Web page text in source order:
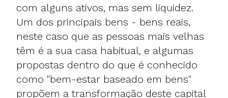
com alguns ativos, mas sem liquidez.
Um dos principais bens - bens reais,
neste caso que as pessoas mais velhas
têm é a sua casa habitual, e algumas
propostas dentro do que é conhecido
como "bem-estar baseado em bens"
propõem a transformação deste capital